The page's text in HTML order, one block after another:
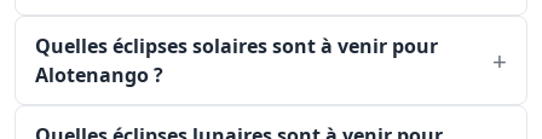
Quelles éclipses solaires sont à venir pour
Alotenango ?